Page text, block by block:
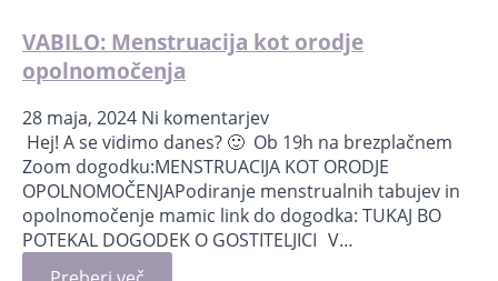
VABILO: Menstruacija kot orodje
opolnomočenja
28 maja, 2024 Ni komentarjev
Hej! A se vidimo danes? 🙂 Ob 19h na brezplačnem
Zoom dogodku:MENSTRUACIJA KOT ORODJE
OPOLNOMOČENJAPodiranje menstrualnih tabujev in
opolnomočenje mamic link do dogodka: TUKAJ BO
POTEKAL DOGODEK O GOSTITELJICI V…